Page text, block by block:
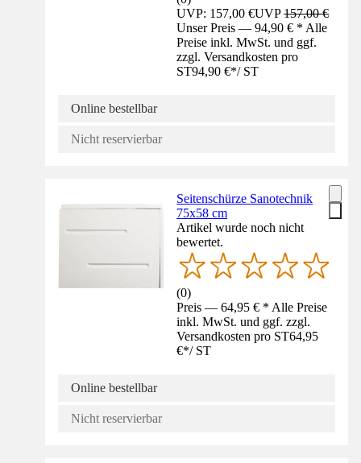
UVP: 157,00 €UVP157,00 €
Unser Preis — 94,90 € * Alle
Preise inkl. MwSt. und ggf.
zzgl. Versandkosten pro
ST94,90 €*/ ST
Online bestellbar
Nicht reservierbar
Seitenschürze Sanotechnik
75x58 cm
Artikel wurde noch nicht
bewertet.
(0)
Preis — 64,95 € * Alle Preise
inkl. MwSt. und ggf. zzgl.
Versandkosten pro ST64,95
€*/ ST
Online bestellbar
Nicht reservierbar